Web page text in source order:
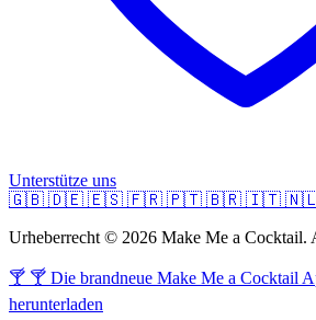
Unterstütze uns
🇬🇧 🇩🇪 🇪🇸 🇫🇷 🇵🇹 🇧🇷 🇮🇹
Urheberrecht © 2026 Make Me a Cocktail.
🍸 🍸 Die brandneue Make Me a Cocktail
herunterladen